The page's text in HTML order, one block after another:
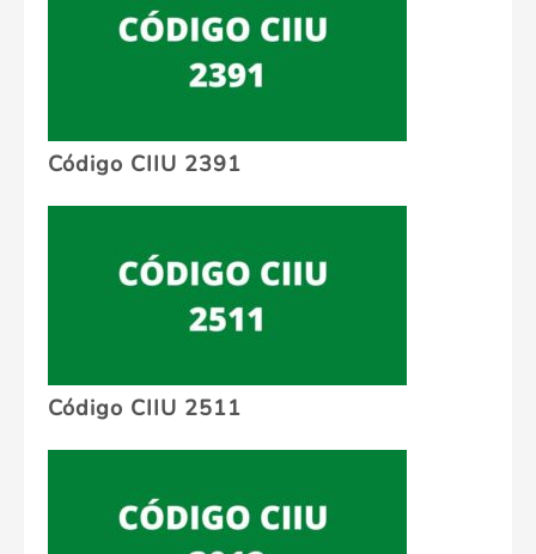
Código CIIU 2391
Código CIIU 2511